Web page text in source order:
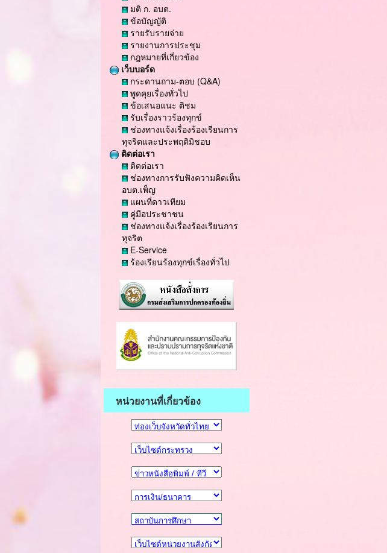
มติ ก. อบต.
ข้อบัญญัติ
รายรับรายจ่าย
รายงานการประชุม
กฎหมายที่เกี่ยวข้อง
เว็บบอร์ด
กระดานถาม-ตอบ (Q&A)
พูดคุยเรื่องทั่วไป
ข้อเสนอแนะ ติชม
รับเรื่องราวร้องทุกข์
ช่องทางแจ้งเรื่องร้องเรียนการ
ทุจริตและประพฤติมิชอบ
ติดต่อเรา
ติดต่อเรา
ช่องทางการรับฟังความคิดเห็น
อบต.เพ็ญ
แผนที่ดาวเทียม
คู่มือประชาชน
ช่องทางแจ้งเรื่องร้องเรียนการ
ทุจริต
E-Service
ร้องเรียนร้องทุกข์เรื่องทั่วไป
หน่วยงานที่เกี่ยวข้อง